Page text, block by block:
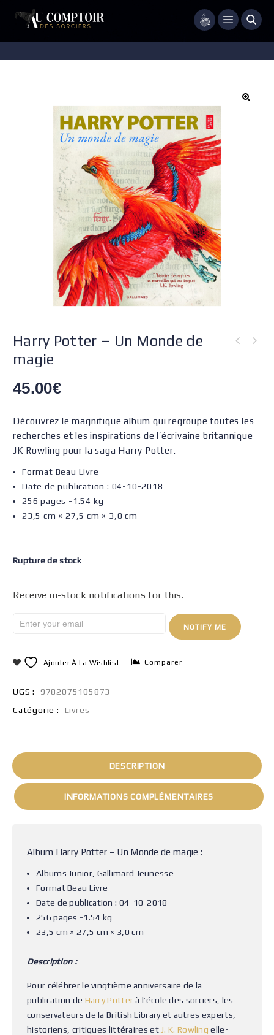
Menu
Harry Potter – Un Monde de
magie
45.00€
Découvrez le magnifique album qui regroupe toutes les
recherches et les inspirations de l’écrivaine britannique
JK Rowling pour la saga Harry Potter.
Format Beau Livre
Date de publication : 04-10-2018
256 pages -1.54 kg
23,5 cm × 27,5 cm × 3,0 cm
Rupture de stock
Receive in-stock notifications for this.
NOTIFY ME
Ajouter À La Wishlist Comparer
UGS :
9782075105873
Catégorie :
Livres
DESCRIPTION
INFORMATIONS COMPLÉMENTAIRES
Album Harry Potter – Un Monde de magie :
Albums Junior, Gallimard Jeunesse
Format Beau Livre
Date de publication : 04-10-2018
256 pages -1.54 kg
23,5 cm × 27,5 cm × 3,0 cm
Description :
Pour célébrer le vingtième anniversaire de la
publication de Harry Potterà l’école des sorciers, les
conservateurs de la British Library et autres experts,
historiens, critiques littéraires et J. K. Rowling elle-